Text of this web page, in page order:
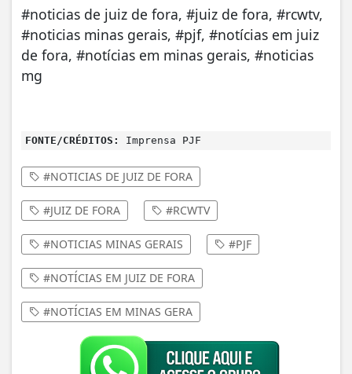
#noticias de juiz de fora, #juiz de fora, #rcwtv,
#noticias minas gerais, #pjf, #notícias em juiz
de fora, #notícias em minas gerais, #noticias
mg
FONTE/CRÉDITOS: Imprensa PJF
#NOTICIAS DE JUIZ DE FORA
#JUIZ DE FORA #RCWTV
#NOTICIAS MINAS GERAIS #PJF
#NOTÍCIAS EM JUIZ DE FORA
#NOTÍCIAS EM MINAS GERA